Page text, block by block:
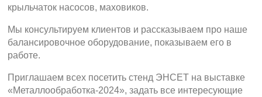
крыльчаток насосов, маховиков.
Мы консультируем клиентов и рассказываем про наше
балансировочное оборудование, показываем его в
работе.
Приглашаем всех посетить стенд ЭНСЕТ на выставке
«Металлообработка-2024», задать все интересующие